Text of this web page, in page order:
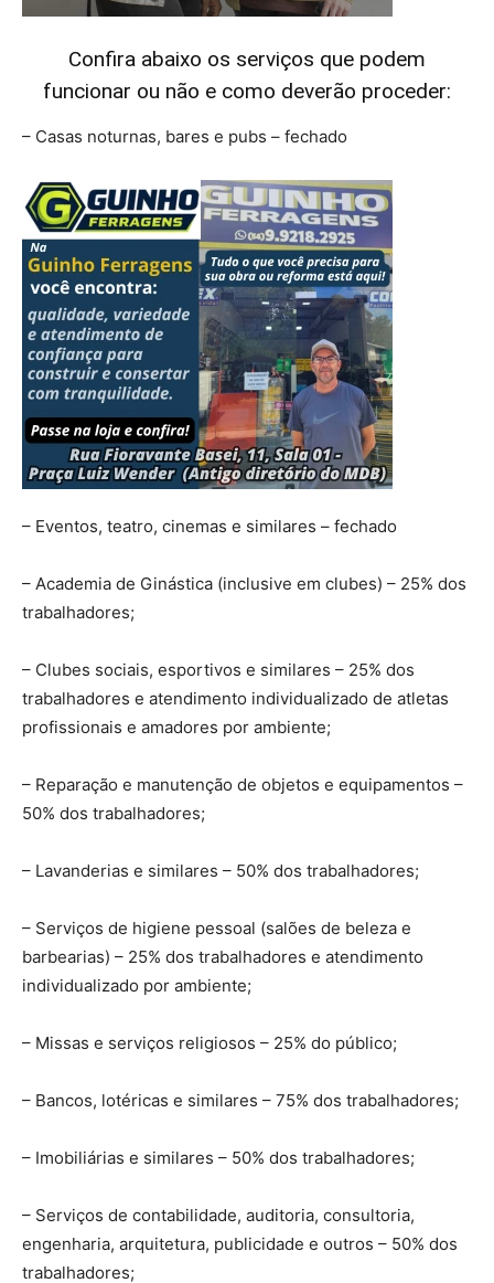
Confira abaixo os serviços que podem
funcionar ou não e como deverão proceder:
– Casas noturnas, bares e pubs – fechado
– Eventos, teatro, cinemas e similares – fechado
– Academia de Ginástica (inclusive em clubes) – 25% dos
trabalhadores;
– Clubes sociais, esportivos e similares – 25% dos
trabalhadores e atendimento individualizado de atletas
profissionais e amadores por ambiente;
– Reparação e manutenção de objetos e equipamentos –
50% dos trabalhadores;
– Lavanderias e similares – 50% dos trabalhadores;
– Serviços de higiene pessoal (salões de beleza e
barbearias) – 25% dos trabalhadores e atendimento
individualizado por ambiente;
– Missas e serviços religiosos – 25% do público;
– Bancos, lotéricas e similares – 75% dos trabalhadores;
– Imobiliárias e similares – 50% dos trabalhadores;
– Serviços de contabilidade, auditoria, consultoria,
engenharia, arquitetura, publicidade e outros – 50% dos
trabalhadores;